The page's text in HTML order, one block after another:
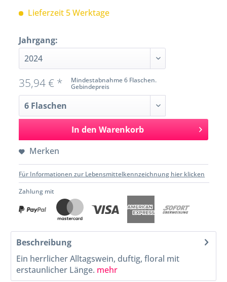
Lieferzeit 5 Werktage
Jahrgang:
Mindestabnahme 6 Flaschen.
Gebindepreis
35,94 € *
In den Warenkorb
Merken
Für Informationen zur Lebensmittelkennzeichnung hier klicken
Zahlung mit
Beschreibung
Ein herrlicher Alltagswein, duftig, floral mit
erstaunlicher Länge. mehr